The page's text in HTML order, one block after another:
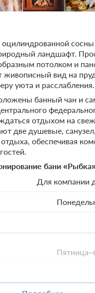
Дети
Аренда бани на
ландшафт.
потолком и
живописный вид на
уюта и расслабления.
банный чан и
отдыхом на
две душевые,
обеспечивая
бани
Для компании